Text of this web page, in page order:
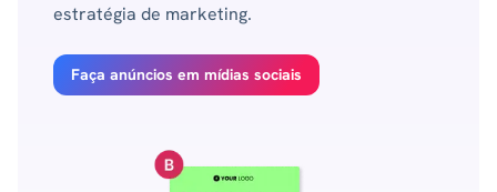
estratégia de marketing.
Faça anúncios em mídias sociais